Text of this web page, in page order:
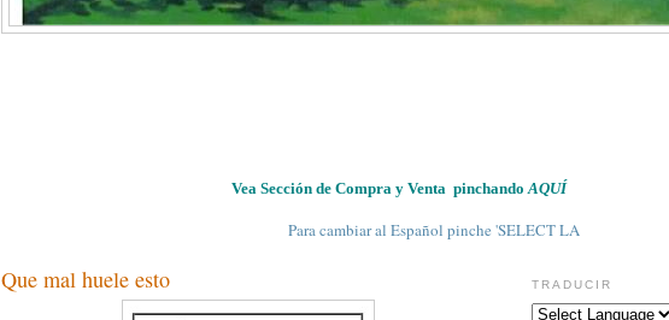
Vea Sección de Compra y Venta pinchandoAQUÍ
Para cambiar al Español pinche 'SELECT LANGUAGE' en
Que mal huele esto TRADUCIR